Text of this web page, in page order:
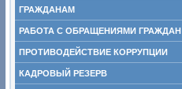
ГРАЖДАНАМ
РАБОТА С ОБРАЩЕНИЯМИ ГРАЖДАН
ПРОТИВОДЕЙСТВИЕ КОРРУПЦИИ
КАДРОВЫЙ РЕЗЕРВ